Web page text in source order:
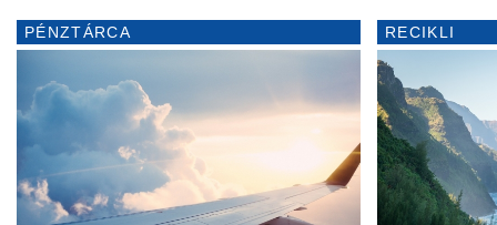
PÉNZTÁRCA RECIKLI